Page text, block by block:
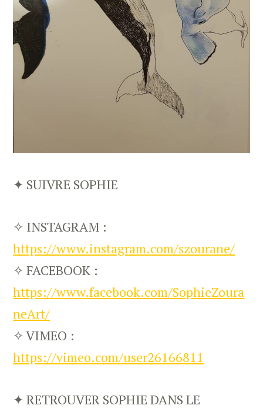
✦ SUIVRE SOPHIE
✧ INSTAGRAM :
https://www.instagram.com/szourane/
✧ FACEBOOK :
https://www.facebook.com/SophieZoura
neArt/
✧ VIMEO :
https://vimeo.com/user26166811
✦ RETROUVER SOPHIE DANS LE